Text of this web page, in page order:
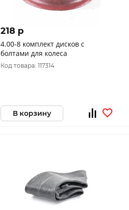
218 p
4.00-8 комплект дисков с
болтами для колеса
Код товара: 117314
В корзину